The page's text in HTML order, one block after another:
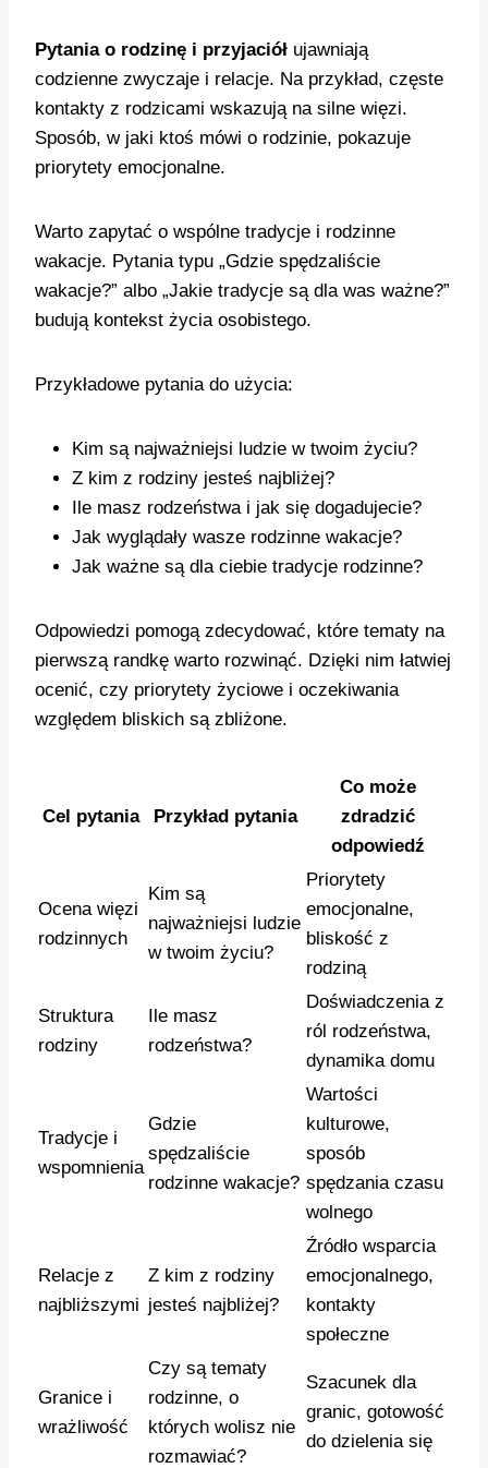
Pytania o rodzinę i przyjaciół ujawniają
codzienne zwyczaje i relacje. Na przykład, częste
kontakty z rodzicami wskazują na silne więzi.
Sposób, w jaki ktoś mówi o rodzinie, pokazuje
priorytety emocjonalne.
Warto zapytać o wspólne tradycje i rodzinne
wakacje. Pytania typu „Gdzie spędzaliście
wakacje?” albo „Jakie tradycje są dla was ważne?”
budują kontekst życia osobistego.
Przykładowe pytania do użycia:
Kim są najważniejsi ludzie w twoim życiu?
Z kim z rodziny jesteś najbliżej?
Ile masz rodzeństwa i jak się dogadujecie?
Jak wyglądały wasze rodzinne wakacje?
Jak ważne są dla ciebie tradycje rodzinne?
Odpowiedzi pomogą zdecydować, które tematy na
pierwszą randkę warto rozwinąć. Dzięki nim łatwiej
ocenić, czy priorytety życiowe i oczekiwania
względem bliskich są zbliżone.
Cel pytania Przykład pytania
Co może
zdradzić
odpowiedź
Ocena więzi
rodzinnych
Kim są
najważniejsi ludzie
w twoim życiu?
Priorytety
emocjonalne,
bliskość z
rodziną
Struktura
rodziny
Ile masz
rodzeństwa?
Doświadczenia z
ról rodzeństwa,
dynamika domu
Tradycje i
wspomnienia
Gdzie
spędzaliście
rodzinne wakacje?
Wartości
kulturowe,
sposób
spędzania czasu
wolnego
Relacje z
najbliższymi
Z kim z rodziny
jesteś najbliżej?
Źródło wsparcia
emocjonalnego,
kontakty
społeczne
Granice i
wrażliwość
Czy są tematy
rodzinne, o
których wolisz nie
rozmawiać?
Szacunek dla
granic, gotowość
do dzielenia się